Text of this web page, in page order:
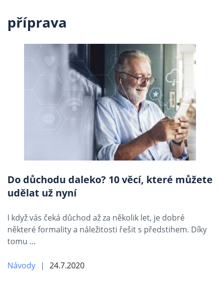
příprava
Do důchodu daleko? 10 věcí, které můžete
udělat už nyní
I když vás čeká důchod až za několik let, je dobré
některé formality a náležitosti řešit s předstihem. Díky
tomu …
Návody 24.7.2020